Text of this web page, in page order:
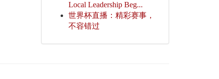
Local Leadership Beg...
世界杯直播：精彩赛事，
不容错过